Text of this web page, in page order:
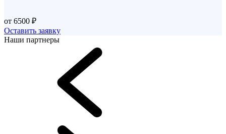
от 6500 ₽
Оставить заявку
Наши партнеры